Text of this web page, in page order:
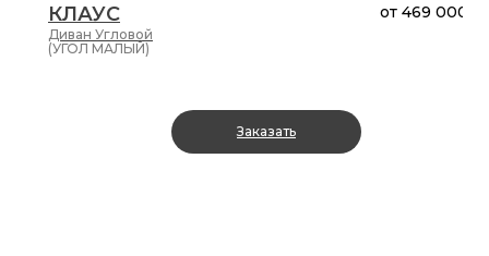
КЛАУС
Диван Угловой
от 469 000 ₽
(УГОЛ МАЛЫЙ)
Заказать